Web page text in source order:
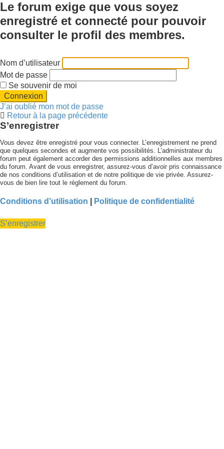
Le forum exige que vous soyez
enregistré et connecté pour pouvoir
consulter le profil des membres.
Nom d’utilisateur
Mot de passe
Se souvenir de moi
J’ai oublié mon mot de passe
Retour à la page précédente
S’enregistrer
Vous devez être enregistré pour vous connecter. L’enregistrement ne prend
que quelques secondes et augmente vos possibilités. L’administrateur du
forum peut également accorder des permissions additionnelles aux membres
du forum. Avant de vous enregistrer, assurez-vous d’avoir pris connaissance
de nos conditions d’utilisation et de notre politique de vie privée. Assurez-
vous de bien lire tout le règlement du forum.
Conditions d’utilisation Politique de confidentialité
S’enregistrer